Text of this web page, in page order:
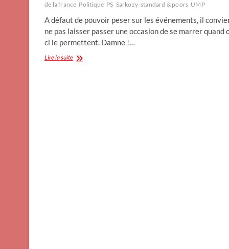
de la france Politique PS Sarkozy standard & poors UMP
A défaut de pouvoir peser sur les événements, il
ne pas laisser passer une occasion de se marrer quand
ci le permettent. Damne !…
Lire la suiteDégradation